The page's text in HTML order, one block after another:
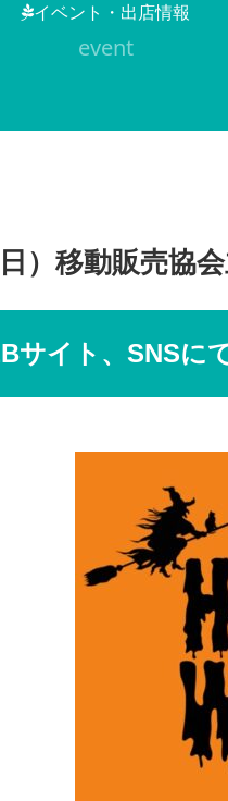
イベント・出店情報
event
）移動販売協
サイト、SNSに